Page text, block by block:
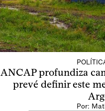
ANCAP profundiza
prevé definir este
Por: